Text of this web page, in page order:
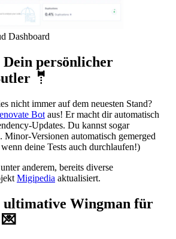
Dashboard
persönlicher
🤵
nicht immer auf dem neuesten Stand?
Bot aus! Er macht dir automatisch
Updates. Du kannst sogar
Minor-Versionen automatisch gemerged
deine Tests auch durchlaufen!)
anderem, bereits diverse
Migipedia aktualisiert.
ultimative Wingman für